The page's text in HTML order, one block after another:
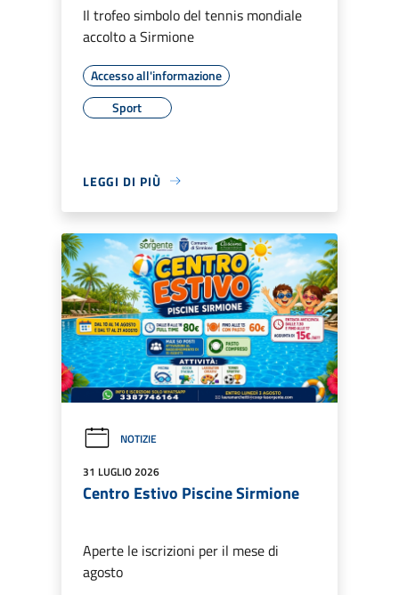
Il trofeo simbolo del tennis mondiale
accolto a Sirmione
Accesso all'informazione
Sport
LEGGI DI PIÙ
NOTIZIE
31 LUGLIO 2026
Centro Estivo Piscine Sirmione
Aperte le iscrizioni per il mese di
agosto